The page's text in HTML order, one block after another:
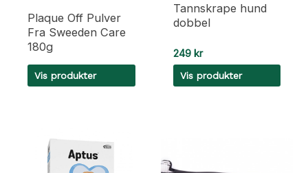
Plaque Off Pulver
Fra Sweeden Care
180g
Vis produkter
Tannskrape hund
dobbel
249 kr
Vis produkter